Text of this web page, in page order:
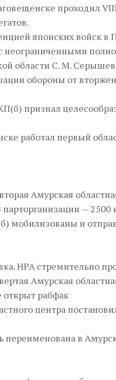
проходил
японских войск
неограниченными
области С. М.
обороны от
признал
работал первый
Амурская
— 2500
мобилизованы и
НРА стремительно
Амурская
открыт рабфак
центра
переименована в